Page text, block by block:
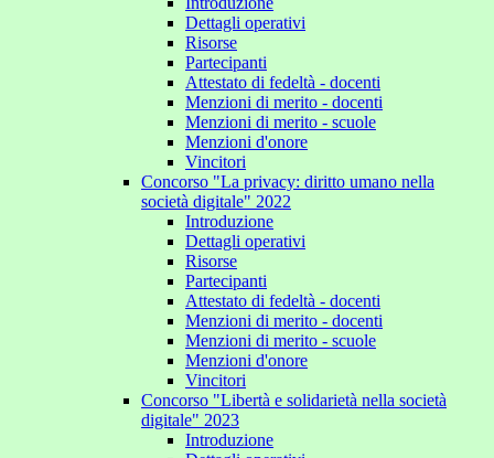
Dettagli operativi
Risorse
Partecipanti
Attestato di fedeltà - docenti
Menzioni di merito - docenti
Menzioni di merito - scuole
Menzioni d'onore
Vincitori
Concorso "La privacy: diritto umano nella
società digitale" 2022
Introduzione
Dettagli operativi
Risorse
Partecipanti
Attestato di fedeltà - docenti
Menzioni di merito - docenti
Menzioni di merito - scuole
Menzioni d'onore
Vincitori
Concorso "Libertà e solidarietà nella società
digitale" 2023
Introduzione